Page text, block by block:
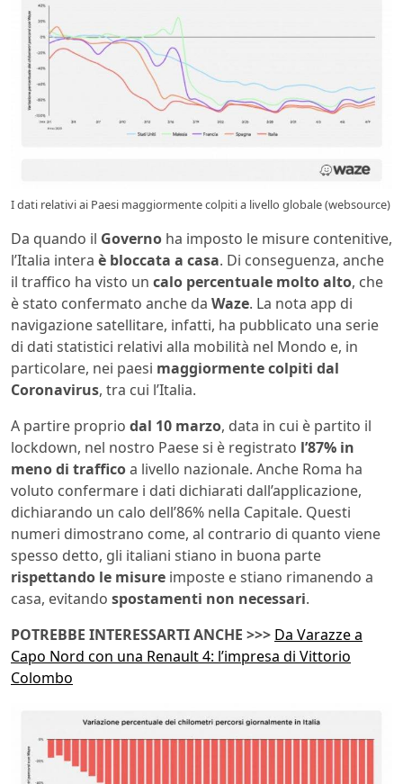
I dati relativi ai Paesi maggiormente colpiti a livello globale (websource)
Da quando il Governo ha imposto le misure contenitive,
l’Italia intera è bloccata a casa. Di conseguenza, anche
il traffico ha visto un calo percentuale molto alto, che
è stato confermato anche da Waze. La nota app di
navigazione satellitare, infatti, ha pubblicato una serie
di dati statistici relativi alla mobilità nel Mondo e, in
particolare, nei paesi maggiormente colpiti dal
Coronavirus, tra cui l’Italia.
A partire proprio dal 10 marzo, data in cui è partito il
lockdown, nel nostro Paese si è registrato l’87% in
meno di trafficoa livello nazionale. Anche Roma ha
voluto confermare i dati dichiarati dall’applicazione,
dichiarando un calo dell’86% nella Capitale. Questi
numeri dimostrano come, al contrario di quanto viene
spesso detto, gli italiani stiano in buona parte
rispettando le misure imposte e stiano rimanendo a
casa, evitando spostamenti non necessari.
POTREBBE INTERESSARTI ANCHE >>> Da Varazze a
Capo Nord con una Renault 4: l’impresa di Vittorio
Colombo